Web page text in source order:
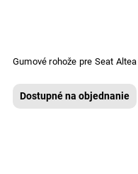
Gumové rohože pre Seat
Dostupné na objednanie